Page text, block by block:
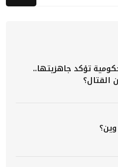
تؤكد جاهزيتها..